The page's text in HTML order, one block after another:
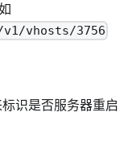
vhosts/3756
识是否服务器重启